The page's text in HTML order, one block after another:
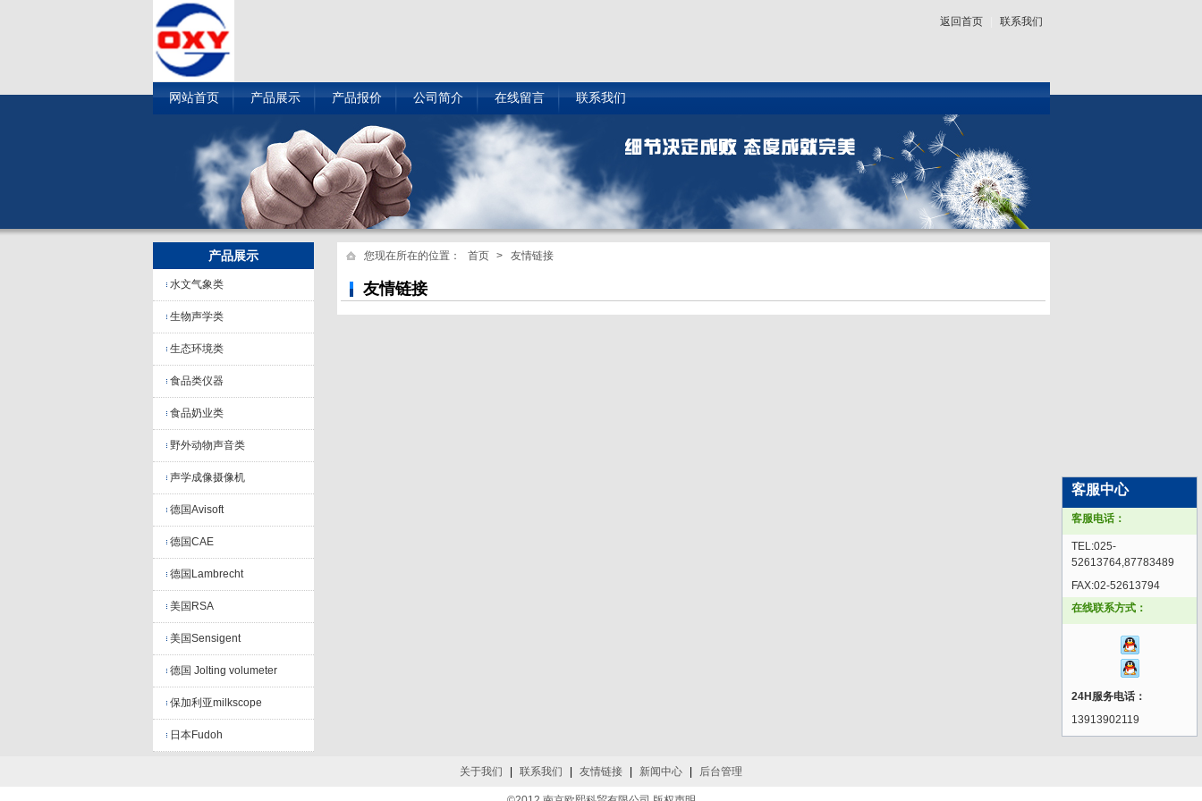
返回首页 联系我们
网站首页 产品展示 产品报价 公司简介 在线留言 联系我们
产品展示
水文气象类
生物声学类
生态环境类
食品类仪器
食品奶业类
野外动物声音类
声学成像摄像机
德国Avisoft
德国CAE
德国Lambrecht
美国RSA
美国Sensigent
德国 Jolting volumeter
保加利亚milkscope
日本Fudoh
您现在所在的位置： 首页 > 友情链接
友情链接
关于我们 联系我们 友情链接 新闻中心 后台管理
客服中心
客服电话：
TEL:025-
52613764,87783489
FAX:02-52613794
在线联系方式：
24H服务电话：
13913902119